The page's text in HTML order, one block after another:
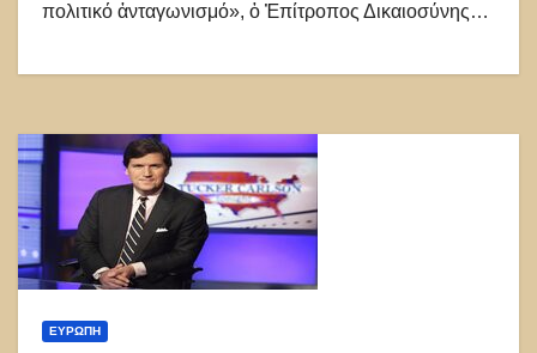
πολιτικό ἀνταγωνισμό», ὁ Ἐπίτροπος Δικαιοσύνης…
ΕΥΡΏΠΗ